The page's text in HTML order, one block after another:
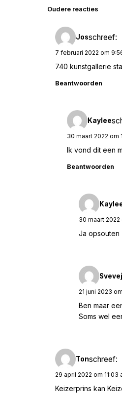
Reacties
navigatie
Oudere reacties
Josschreef:
7 februari 2022 om
740 kunstgallerie
Beantwoorden
Kaylee
30 maart 2022 om
Ik vond dit een
Beantwoorden
30 maart 2022
Ja opsouten
21 juni 2023
Ben maar
Soms wel
Tonschreef:
29 april 2022 om 11:03
Keizerprins kan